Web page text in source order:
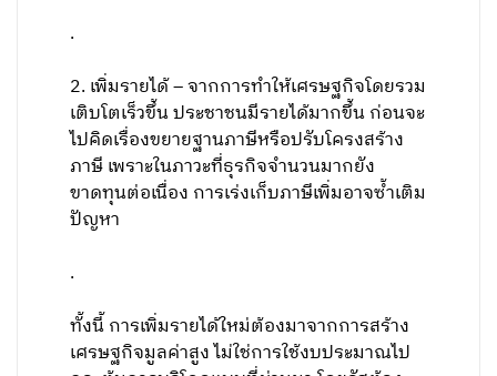
.
2. เพิ่มรายได้ – จากการทำให้เศรษฐกิจโดยรวม
เติบโตเร็วขึ้น ประชาชนมีรายได้มากขึ้น ก่อนจะ
ไปคิดเรื่องขยายฐานภาษีหรือปรับโครงสร้าง
ภาษี เพราะในภาวะที่ธุรกิจจำนวนมากยัง
ขาดทุนต่อเนื่อง การเร่งเก็บภาษีเพิ่มอาจซ้ำเติม
ปัญหา
.
ทั้งนี้ การเพิ่มรายได้ใหม่ต้องมาจากการสร้าง
เศรษฐกิจมูลค่าสูง ไม่ใช่การใช้งบประมาณไป